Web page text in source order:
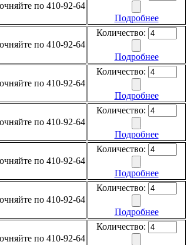
по 410-92-64
Подробнее
по 410-92-64
Количество:
Подробнее
по 410-92-64
Количество:
Подробнее
по 410-92-64
Количество:
Подробнее
по 410-92-64
Количество:
Подробнее
по 410-92-64
Количество:
Подробнее
по 410-92-64
Количество: